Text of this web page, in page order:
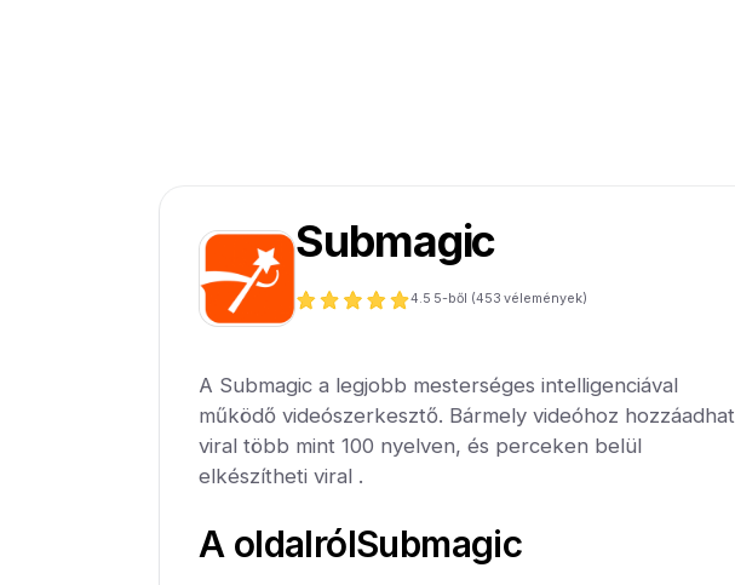
Submagic
4.5 5-ből (453 vélemények)
A Submagic a legjobb mesterséges intelligenciával
működő videószerkesztő. Bármely videóhoz hozzáadhat
viral több mint 100 nyelven, és perceken belül
elkészítheti viral .
A oldalrólSubmagic